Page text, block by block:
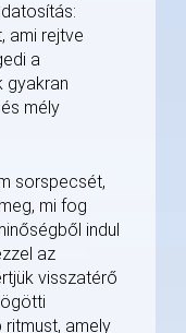
ami rejtve
a
gyakran
mély
sorspecsét,
mi fog
indul
az
visszatérő
amely